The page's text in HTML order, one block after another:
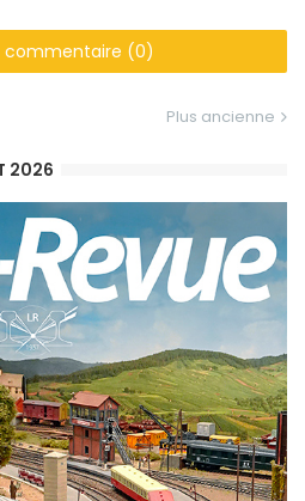
commentaire (0)
Plus ancienne
2026